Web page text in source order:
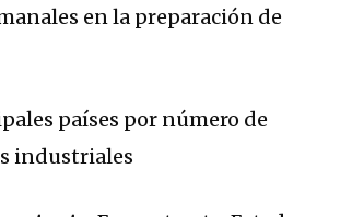
en la preparación de